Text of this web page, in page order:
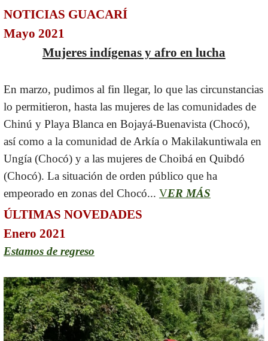
NOTICIAS GUACARÍ
Mayo 2021
Mujeres indígenas y afro en lucha
En marzo, pudimos al fin llegar, lo que las circunstancias
lo permitieron, hasta las mujeres de las comunidades de
Chinú y Playa Blanca en Bojayá-Buenavista (Chocó),
así como a la comunidad de Arkía o Makilakuntiwala en
Ungía (Chocó) y a las mujeres de Choibá en Quibdó
(Chocó). La situación de orden público que ha
empeorado en zonas del Chocó... VER MÁS
ÚLTIMAS NOVEDADES
Enero 2021
Estamos de regreso